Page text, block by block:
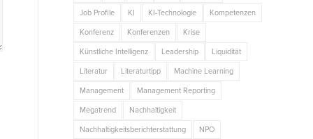
Job Profile KI KI-Technologie Kompetenzen
Konferenz Konferenzen Krise
Künstliche Intelligenz Leadership Liquidität
Literatur Literaturtipp Machine Learning
Management Management Reporting
Megatrend Nachhaltigkeit
Nachhaltigkeitsberichterstattung NPO